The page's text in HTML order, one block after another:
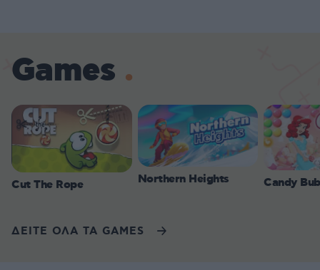
Games
Cut The Rope Northern Heights Candy
ΔΕΙΤΕ ΟΛΑ ΤΑ GAMES